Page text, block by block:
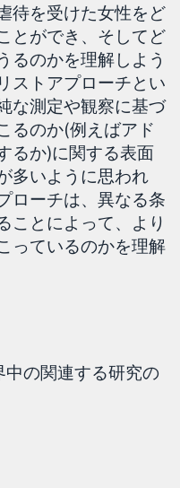
待を受けた女性をど
とができ、そしてど
るのかを理解しよう
ストアプローチとい
な測定や観察に基づ
るのか(例えばアド
るか)に関する表面
多いように思われ
ローチは、異なる条
ことによって、より
っているのかを理解
中の関連する研究の